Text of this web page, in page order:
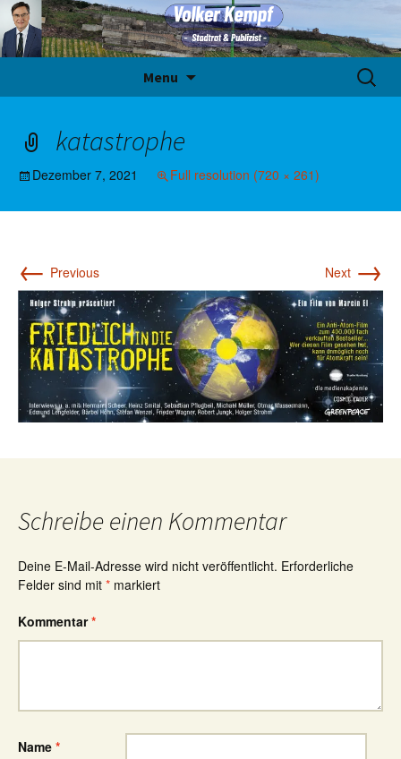
Menu
Suche
nach:
katastrophe
Dezember 7, 2021 Full resolution (720 × 261)
← Previous Next →
Schreibe einen Kommentar
Deine E-Mail-Adresse wird nicht veröffentlicht. Erforderliche
Felder sind mit * markiert
Kommentar*
Name *